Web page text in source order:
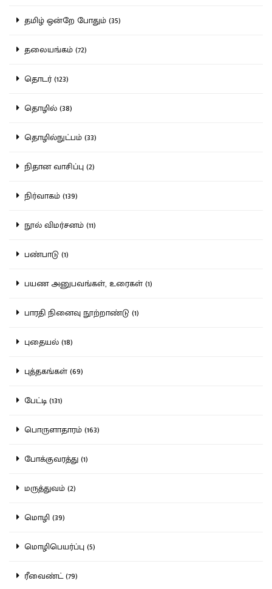
தமிழ் ஒன்றே போதும் (35)
தலையங்கம் (72)
தொடர் (123)
தொழில் (38)
தொழில்நுட்பம் (33)
நிதான வாசிப்பு (2)
நிர்வாகம் (139)
நூல் விமர்சனம் (11)
பண்பாடு (1)
பயண அனுபவங்கள், உரைகள் (1)
பாரதி நினைவு நூற்றாண்டு (1)
புதையல் (18)
புத்தகங்கள் (69)
பேட்டி (131)
பொருளாதாரம் (163)
போக்குவரத்து (1)
மருத்துவம் (2)
மொழி (39)
மொழிபெயர்ப்பு (5)
ரீவைண்ட் (79)